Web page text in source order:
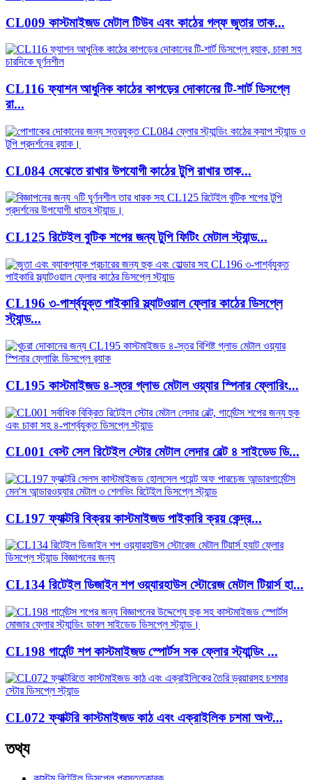
CL009 কাস্টমাইজড মেটাল টিউব এবং কাঠের গল্ফ জুতার তাক...
CL116 ফ্যাশন আধুনিক কাঠের কাপড়ের দোকানের টি-শার্ট ডিসপ্লে
রা...
CL084 মেঝেতে রাখার উপযোগী কাঠের টুপি রাখার তাক...
CL125 রিটেইল বুটিক শপের জন্য টুপি ফিটিং মেটাল স্ট্যান্ড...
CL196 ৩-পার্শ্বযুক্ত পাইকারি স্ল্যাটওয়াল ফ্লোর কাঠের ডিসপ্লে
স্ট্যান্ড...
CL195 কাস্টমাইজড ৪-স্তর গ্লাভ মেটাল ওয়্যার স্পিনার ফ্লোরিং...
CL001 বেস্ট সেল রিটেইল স্টোর মেটাল লেদার বেল্ট ৪ সাইডেড ডি...
CL197 ফ্যাক্টরি বিক্রয় কাস্টমাইজড পাইকারি ক্রয় কেন্দ্র...
CL134 রিটেইল ডিজাইন শপ ওয়্যারহাউস স্টোরেজ মেটাল টিয়ার্স হা...
CL198 গার্মেন্ট শপ কাস্টমাইজড স্পোর্টস সক ফ্লোর স্ট্যান্ডিং ...
CL072 ফ্যাক্টরি কাস্টমাইজড কাঠ এবং এক্রাইলিক চশমা অপ্ট...
তথ্য